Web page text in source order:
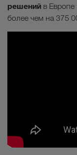
решений в
более чем на 375